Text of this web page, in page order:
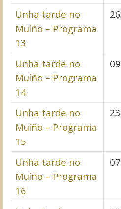
Unha tarde no
Muíño – Programa
13
Unha tarde no
Muíño – Programa
14
Unha tarde no
Muíño – Programa
15
Unha tarde no
Muíño – Programa
16